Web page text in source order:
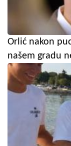
Orlić nakon
našem gradu